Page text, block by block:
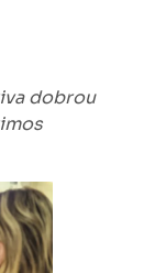
dobrou